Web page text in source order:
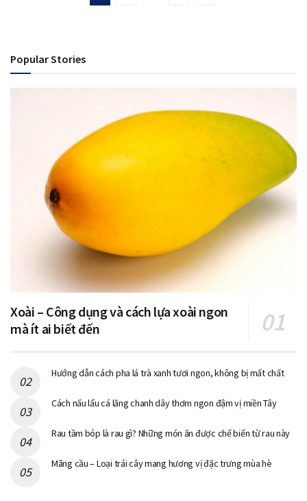
Popular Stories
Xoài – Công dụng và cách lựa xoài ngon
mà ít ai biết đến
Hướng dẫn cách pha lá trà xanh tươi ngon, không bị mất chất
Cách nấu lẩu cá lăng chanh dây thơm ngon đậm vị miền Tây
Rau tầm bóp là rau gì? Những món ăn được chế biến từ rau này
Mãng cầu – Loại trái cây mang hương vị đặc trưng mùa hè